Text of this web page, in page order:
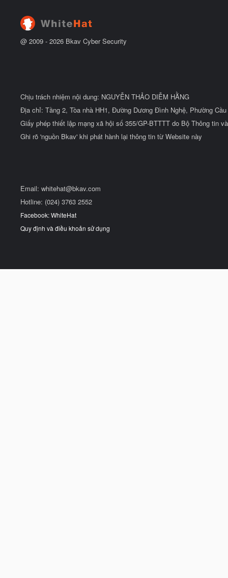
@ 2009 - 2026 Bkav Cyber Security
Chịu trách nhiệm nội dung: NGUYỄN THẢO DIỄM HẰNG
Địa chỉ: Tầng 2, Tòa nhà HH1, Đường Dương Đình Nghệ, Phường
Giấy phép thiết lập mạng xã hội số 355/GP-BTTTT do Bộ Thông tin
Ghi rõ 'nguồn Bkav' khi phát hành lại thông tin từ Website này
Email: whitehat@bkav.com
Hotline: (024) 3763 2552
Facebook: WhiteHat
Quy định và điều khoản sử dụng